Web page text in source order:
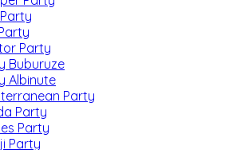
Party
Buburuze
Albinute
Party
Party
Party
Party